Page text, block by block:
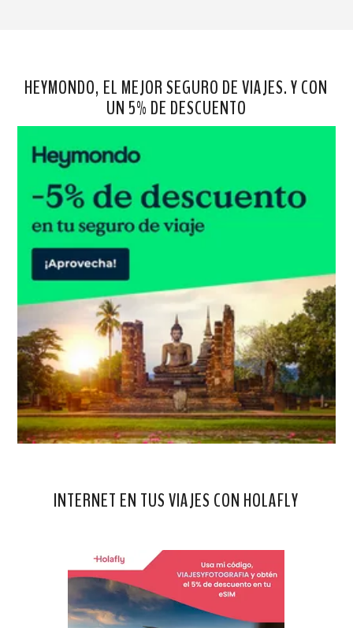
HEYMONDO, EL MEJOR SEGURO DE VIAJES. Y CON
UN 5% DE DESCUENTO
INTERNET EN TUS VIAJES CON HOLAFLY